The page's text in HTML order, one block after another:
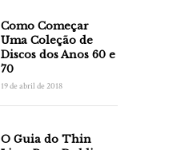
Como Começar
Uma Coleção de
Discos dos Anos 60 e
70
19 de abril de 2018
O Guia do Thin